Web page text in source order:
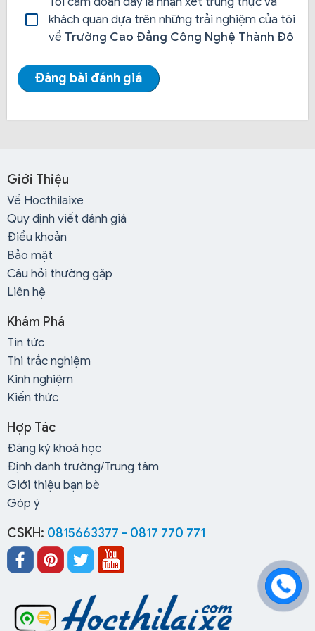
Hỗ trợ đưa đón khi đi học:
Nhân viên tư vấn tận nhà:
trụ sở đăng ký của trung tâm xa học viên không thể
đến hay lười đến đăng ký học thì sẽ có nhân viên của
trường đến tận nhà để làm hồ sơ đăng ký và tư vấn
cho học viên cụ thể hơn.
Hồ sơ thủ tục không rườm rà, đơn giản:
làm hồ sơ rất nhanh, sau khi đăng ký xong học viên sẽ
được nhận thẻ học viên và được trung tâm cấp phát
miễn phí bộ tài liệu học ôn thi lý thuyết và hướng dẫn
cài đặt phần mềm học ôn thi lái xe.
khách quan dựa trên những trải nghiệm của tôi
về Trường Cao Đẳng Công Nghệ Thành Đô
Đăng bài đánh giá
Giới Thiệu
Về Hocthilaixe
Quy định viết đánh giá
Điều khoản
Bảo mật
Câu hỏi thường gặp
Liên hệ
Khám Phá
Tin tức
Thi trắc nghiệm
Kinh nghiệm
Kiến thức
Hợp Tác
Đăng ký khoá học
Định danh trường/Trung tâm
Giới thiệu bạn bè
Góp ý
CSKH: 0815663377 - 0817 770 771